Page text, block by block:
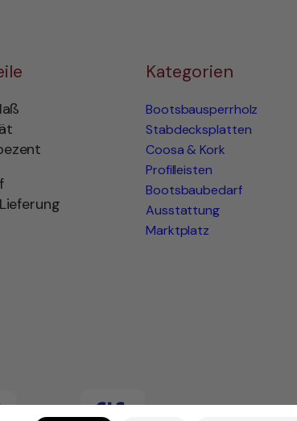
Kategorien
Bootsbausperrholz
Stabdecksplatten
Coosa & Kork
Profilleisten
Bootsbaubedarf
Ausstattung
Marktplatz